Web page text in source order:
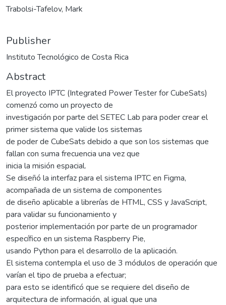
Trabolsi-Tafelov, Mark
Publisher
Instituto Tecnológico de Costa Rica
Abstract
El proyecto IPTC (Integrated Power Tester for CubeSats)
comenzó como un proyecto de
investigación por parte del SETEC Lab para poder crear el
primer sistema que valide los sistemas
de poder de CubeSats debido a que son los sistemas que
fallan con suma frecuencia una vez que
inicia la misión espacial.
Se diseñó la interfaz para el sistema IPTC en Figma,
acompañada de un sistema de componentes
de diseño aplicable a librerías de HTML, CSS y JavaScript,
para validar su funcionamiento y
posterior implementación por parte de un programador
específico en un sistema Raspberry Pie,
usando Python para el desarrollo de la aplicación.
El sistema contempla el uso de 3 módulos de operación que
varían el tipo de prueba a efectuar;
para esto se identificó que se requiere del diseño de
arquitectura de información, al igual que una